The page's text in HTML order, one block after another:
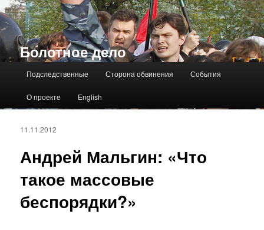
Болотное дело
Подследственные Сторона обвинения События
О проекте English
Андрей Мальгин: «Что
такое массовые
беспорядки?»
11.11.2012